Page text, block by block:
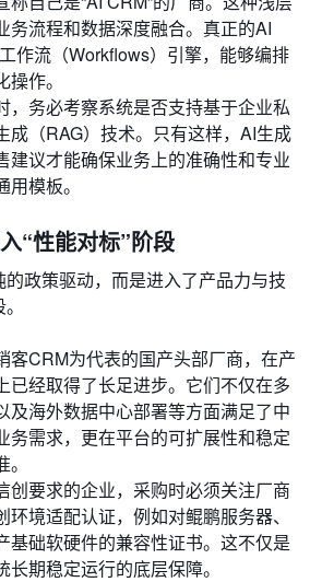
务流程和数据深度融合。真正的AI
作流（Workflows）引擎，能够编排
作。
，务必考察系统是否支持基于企业私
成（RAG）技术。只有这样，AI生成
建议才能确保业务上的准确性和专业
模板。
“性能对标”阶段
政策驱动，而是进入了产品力与技
客CRM为代表的国产头部厂商，在产
已经取得了长足进步。它们不仅在多
及海外数据中心部署等方面满足了中
务需求，更在平台的可扩展性和稳定
创要求的企业，采购时必须关注厂商
境适配认证，例如对鲲鹏服务器、
基础软硬件的兼容性证书。这不仅是
期稳定运行的底层保障。